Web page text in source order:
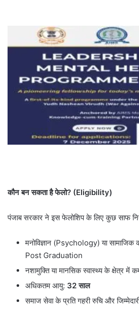
कौन बन सकता है फेलो? (Eligibility)
पंजाब सरकार ने इस फेलोशिप के लिए कुछ साफ
मनोविज्ञान (Psychology) या
Post Graduation
नशामुक्ति या मानसिक स्वास्थ्य के क्षेत्र
अधिकतम आयु: 32साल
समाज सेवा के प्रति गहरी रुचि और